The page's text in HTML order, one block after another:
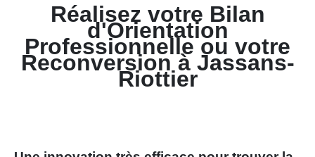
Réalisez votre Bilan
d'Orientation
Professionnelle ou votre
Reconversion à Jassans-
Riottier